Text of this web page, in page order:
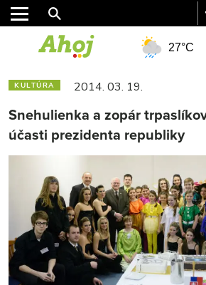
27°C
KULTÚRA 2014. 03. 19.
Snehulienka a zopár
účasti prezidenta republiky